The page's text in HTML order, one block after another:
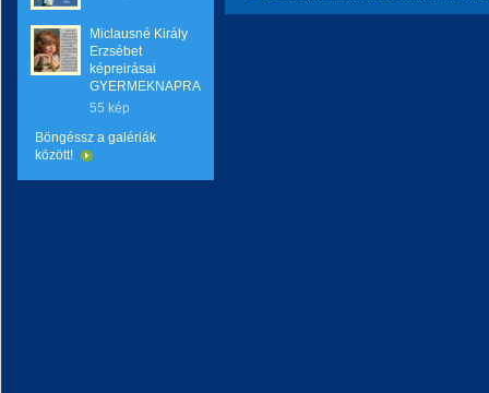
Miclausné Király
Erzsébet
képreirásai
GYERMEKNAPRA
55 kép
Böngéssz a galériák
között!